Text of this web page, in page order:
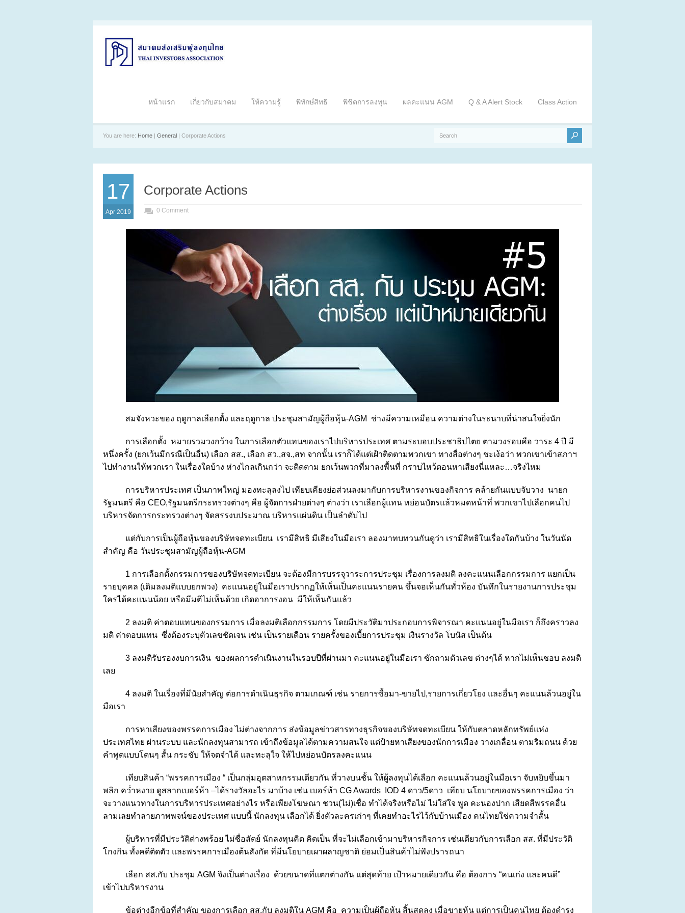
หน้าแรก เกี่ยวกับสมาคม ให้ความรู้ พิทักษ์สิทธิ พิชิตการลงทุน ผลคะแนน AGM Q & A Alert Stock Class Action
You are here: Home | General | Corporate Actions
17
Apr 2019
Corporate Actions
0 Comment
สมจังหวะของ ฤดูกาลเลือกตั้ง และฤดูกาล ประชุมสามัญผู้ถือหุ้น-AGM ช่างมีความเหมือน ความต่างในระนาบที่น่าสนใจยิ่งนัก
การเลือกตั้ง หมายรวมวงกว้าง ในการเลือกตัวแทนของเราไปบริหารประเทศ ตามระบอบประชาธิปไตย ตามวงรอบคือ วาระ 4 ปี มี
หนึ่งครั้ง (ยกเว้นมีกรณีเป็นอื่น) เลือก สส., เลือก สว.,สจ.,สท จากนั้น เราก็ได้แต่เฝ้าติดตามพวกเขา ทางสื่อต่างๆ ชะเง้อว่า พวกเขาเข้าสภาฯ
ไปทำงานให้พวกเรา ในเรื่องใดบ้าง ห่างไกลเกินกว่า จะติดตาม ยกเว้นพวกที่มาลงพื้นที่ กราบไหว้ตอนหาเสียงนี่แหละ…จริงไหม
การบริหารประเทศ เป็นภาพใหญ่ มองทะลุลงไป เทียบเคียงย่อส่วนลงมากับการบริหารงานของกิจการ คล้ายกันแบบจับวาง นายก
รัฐมนตรี คือ CEO,รัฐมนตรีกระทรวงต่างๆ คือ ผู้จัดการฝ่ายต่างๆ ต่างว่า เราเลือกผู้แทน หย่อนบัตรแล้วหมดหน้าที่ พวกเขาไปเลือกคนไป
บริหารจัดการกระทรวงต่างๆ จัดสรรงบประมาณ บริหารแผ่นดิน เป็นลำดับไป
แต่กับการเป็นผู้ถือหุ้นของบริษัทจดทะเบียน เรามีสิทธิ มีเสียงในมือเรา ลองมาทบทวนกันดูว่า เรามีสิทธิในเรื่องใดกันบ้าง ในวันนัด
สำคัญ คือ วันประชุมสามัญผู้ถือหุ้น-AGM
1 การเลือกตั้งกรรมการของบริษัทจดทะเบียน จะต้องมีการบรรจุวาระการประชุม เรื่องการลงมติ ลงคะแนนเลือกกรรมการ แยกเป็น
รายบุคคล (เดิมลงมติแบบยกพวง) คะแนนอยู่ในมือเราปรากฏให้เห็นเป็นคะแนนรายคน ขึ้นจอเห็นกันทั่วห้อง บันทึกในรายงานการประชุม
ใครได้คะแนนน้อย หรือมีมติไม่เห็นด้วย เกิดอาการงอน มีให้เห็นกันแล้ว
2 ลงมติ ค่าตอบแทนของกรรมการ เมื่อลงมติเลือกกรรมการ โดยมีประวัติมาประกอบการพิจารณา คะแนนอยู่ในมือเรา ก็ถึงคราวลง
มติ ค่าตอบแทน ซึ่งต้องระบุตัวเลขชัดเจน เช่น เป็นรายเดือน รายครั้งของเบี้ยการประชุม เงินรางวัล โบนัส เป็นต้น
3 ลงมติรับรองงบการเงิน ของผลการดำเนินงานในรอบปีที่ผ่านมา คะแนนอยู่ในมือเรา ซักถามตัวเลข ต่างๆได้ หากไม่เห็นชอบ ลงมติ
เลย
4 ลงมติ ในเรื่องที่มีนัยสำคัญ ต่อการดำเนินธุรกิจ ตามเกณฑ์ เช่น รายการซื้อมา-ขายไป,รายการเกี่ยวโยง และอื่นๆ คะแนนล้วนอยู่ใน
มือเรา
การหาเสียงของพรรคการเมือง ไม่ต่างจากการ ส่งข้อมูลข่าวสารทางธุรกิจของบริษัทจดทะเบียน ให้กับตลาดหลักทรัพย์แห่ง
ประเทศไทย ผ่านระบบ และนักลงทุนสามารถ เข้าถึงข้อมูลได้ตามความสนใจ แต่ป้ายหาเสียงของนักการเมือง วางเกลื่อน ตามริมถนน ด้วย
คำพูดแบบโดนๆ สั้น กระชับ ให้จดจำได้ และทะลุใจ ให้ไปหย่อนบัตรลงคะแนน
เทียบสินค้า “พรรคการเมือง “ เป็นกลุ่มอุตสาหกรรมเดียวกัน ที่วางบนชั้น ให้ผู้ลงทุนได้เลือก คะแนนล้วนอยู่ในมือเรา จับหยิบขึ้นมา
พลิก คว่ำหงาย ดูสลากเบอร์ห้า –ได้รางวัลอะไร มาบ้าง เช่น เบอร์ห้า CG Awards IOD 4 ดาว/5ดาว เทียบ นโยบายของพรรคการเมือง ว่า
จะวางแนวทางในการบริหารประเทศอย่างไร หรือเพียงโฆษณา ชวน(ไม่)เชื่อ ทำได้จริงหรือไม่ ไม่ใส่ใจ พูด คะนองปาก เสียดสีพรรคอื่น
ลามเลยทำลายภาพพจน์ของประเทศ แบบนี้ นักลงทุน เลือกได้ ยิ่งตัวละครเก่าๆ ที่เคยทำอะไรไว้กับบ้านเมือง คนไทยใช่ความจำสั้น
ผู้บริหารที่มีประวัติด่างพร้อย ไม่ซื่อสัตย์ นักลงทุนคิด คิดเป็น ที่จะไม่เลือกเข้ามาบริหารกิจการ เช่นเดียวกับการเลือก สส. ที่มีประวัติ
โกงกิน ทั้งคดีติดตัว และพรรคการเมืองต้นสังกัด ที่มีนโยบายเผาผลาญชาติ ย่อมเป็นสินค้าไม่พึงปรารถนา
เลือก สส.กับ ประชุม AGM จึงเป็นต่างเรื่อง ด้วยขนาดที่แตกต่างกัน แต่สุดท้าย เป้าหมายเดียวกัน คือ ต้องการ “คนเก่ง และคนดี”
เข้าไปบริหารงาน
ข้อต่างอีกข้อที่สำคัญ ของการเลือก สส.กับ ลงมติใน AGM คือ ความเป็นผู้ถือหุ้น สิ้นสุดลง เมื่อขายหุ้น แต่การเป็นคนไทย ต้องดำรง